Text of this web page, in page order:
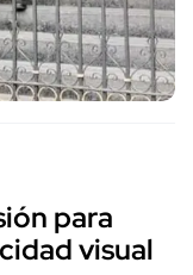
para
visual